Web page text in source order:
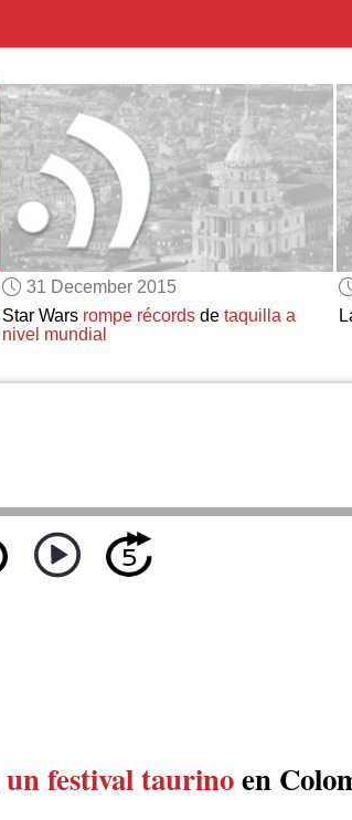
31 December 2015
Star Wars rompe récordsde taquilla a
nivel mundial
un festival taurinoen